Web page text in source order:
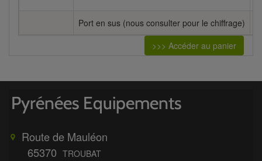
Port en sus (nous consulter pour le chiffrage)
>>> Accéder au panier
Route de Mauléon
65370 TROUBAT